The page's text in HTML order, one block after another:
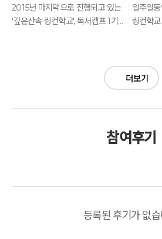
2015년 마지막으로 진행되고 있는
'깊은산속 링컨학교', 독서캠프 1기
일주일
링컨학
더보기
참여후기
등록된 후기가 없습